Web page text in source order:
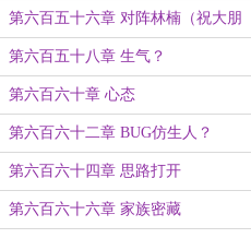
第六百五十六章 对阵林楠（祝大朋
友，小朋友节日快乐）
第六百五十八章 生气？
第六百六十章 心态
第六百六十二章 BUG仿生人？
第六百六十四章 思路打开
第六百六十六章 家族密藏